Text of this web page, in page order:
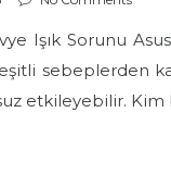
Işık Sorunu Asus
sebeplerden
etkileyebilir.